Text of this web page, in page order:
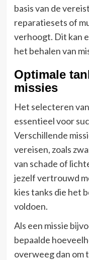
basis van de
reparatiesets of
verhoogt. Dit kan
het behalen van
Optimale
missies
Het selecteren
essentieel voor
Verschillende
vereisen, zoals
van schade of
jezelf vertrouwd
kies tanks die het
voldoen.
Als een missie
bepaalde
overweeg dan om